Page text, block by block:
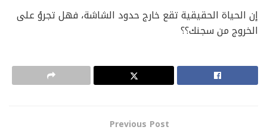
إن الحياة الحقيقية تقع خارج حدود الشاشة، فهل تجرؤ على
الخروج من سجنك؟؟
Previous Post